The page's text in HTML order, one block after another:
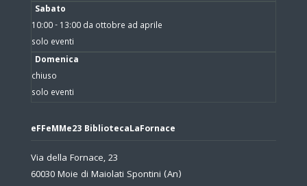
Sabato
10:00 - 13:00 da ottobre ad aprile
solo eventi
Domenica
chiuso
solo eventi
eFFeMMe23 BibliotecaLaFornace
Via della Fornace, 23
60030 Moie di Maiolati Spontini (An)